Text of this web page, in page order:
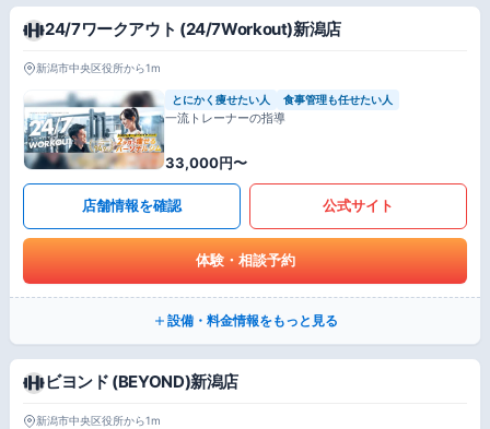
24/7ワークアウト (24/7Workout)新潟店
新潟市中央区役所から1m
とにかく痩せたい人 食事管理も任せたい人
一流トレーナーの指導
33,000円〜
店舗情報を確認 公式サイト
体験・相談予約
設備・料金情報をもっと見る
ビヨンド (BEYOND)新潟店
新潟市中央区役所から1m